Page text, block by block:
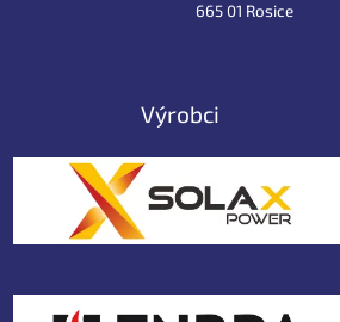
665 01 Rosice
Výrobci